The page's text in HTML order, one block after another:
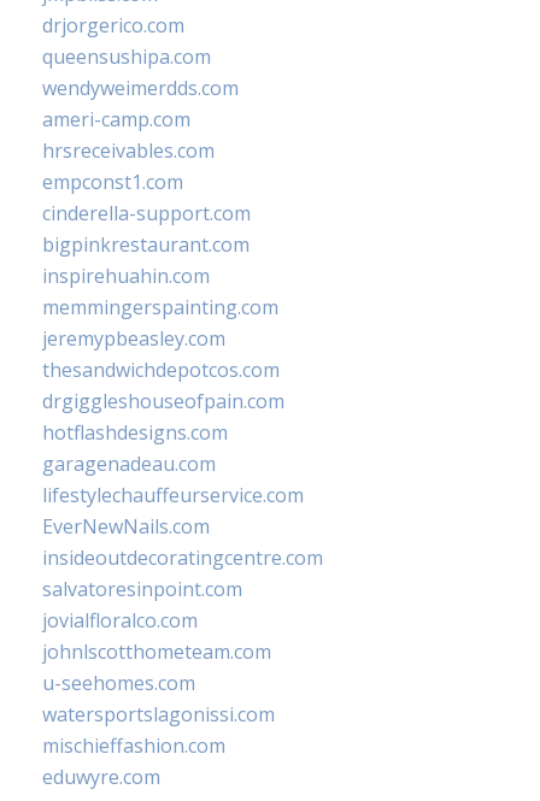
drjorgerico.com
queensushipa.com
wendyweimerdds.com
ameri-camp.com
hrsreceivables.com
empconst1.com
cinderella-support.com
bigpinkrestaurant.com
inspirehuahin.com
memmingerspainting.com
jeremypbeasley.com
thesandwichdepotcos.com
drgiggleshouseofpain.com
hotflashdesigns.com
garagenadeau.com
lifestylechauffeurservice.com
EverNewNails.com
insideoutdecoratingcentre.com
salvatoresinpoint.com
jovialfloralco.com
johnlscotthometeam.com
u-seehomes.com
watersportslagonissi.com
mischieffashion.com
eduwyre.com